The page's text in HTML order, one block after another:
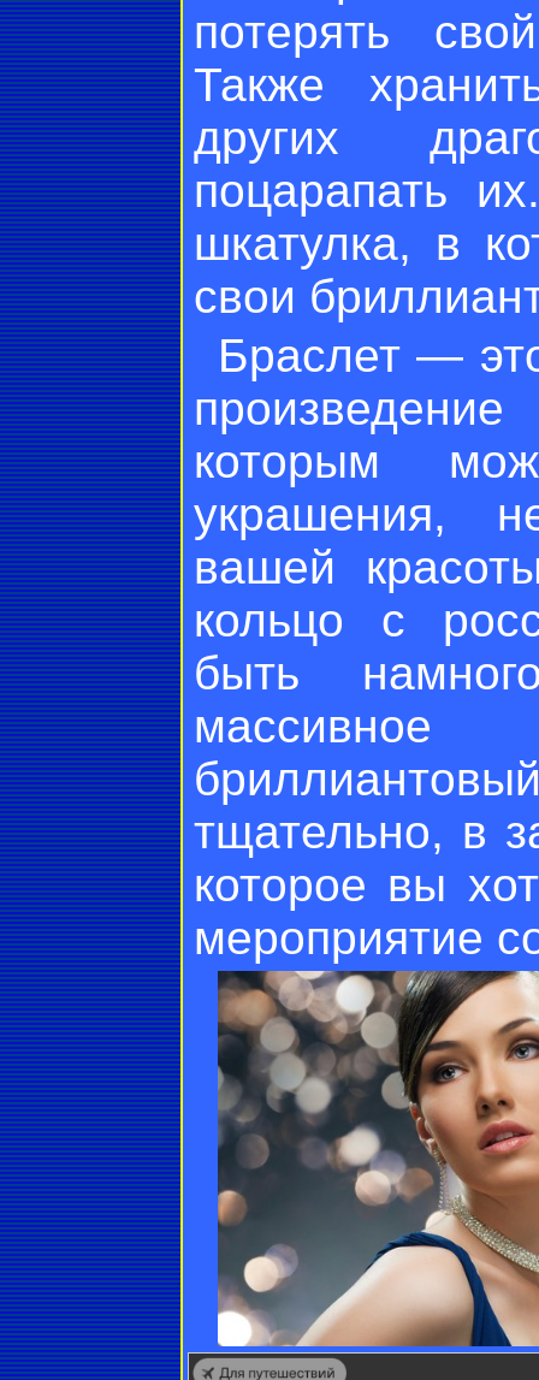
потерять
Также
других
поцарапать
шкатулка, в
свои
Браслет —
которым
украшения,
вашей
кольцо с
быть
тщательно, в
которое вы
мероприятие